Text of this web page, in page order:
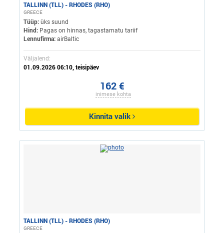
TALLINN (TLL) - RHODES (RHO)
GREECE
Tüüp: üks suund
Hind: Pagas on hinnas, tagastamatu tariif
Lennufirma: airBaltic
Väljalend:
01.09.2026 06:10, teisipäev
162 €
inimese kohta
Kinnita valik
TALLINN (TLL) - RHODES (RHO)
GREECE